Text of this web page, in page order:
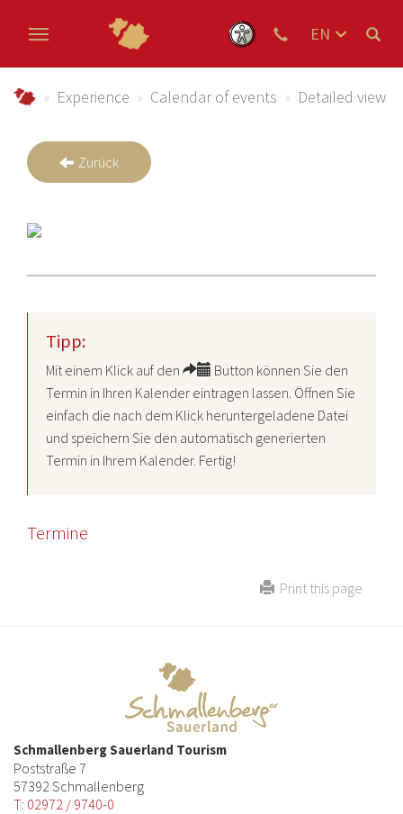
EN
Urlaub im Schmallenberger Sauerland und der
Experience Calendar of events Detailed view
Zurück
Tipp:
Mit einem Klick auf den
Button können Sie den
Termin in Ihren Kalender eintragen lassen. Öffnen Sie
einfach die nach dem Klick heruntergeladene Datei
und speichern Sie den automatisch generierten
Termin in Ihrem Kalender. Fertig!
Termine
Print this page
Schmallenberg Sauerland Tourism
Poststraße 7
57392 Schmallenberg
T: 02972 / 9740-0